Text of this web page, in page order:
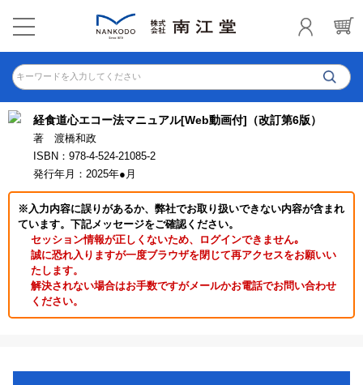
キーワードを入力してください
経食道心エコー法マニュアル[Web動画付]（改訂第6版）
著 渡橋和政
ISBN：978-4-524-21085-2
発行年月：2025年●月
※入力内容に誤りがあるか、弊社でお取り扱いできない内容が含まれ
ています。下記メッセージをご確認ください。
セッション情報が正しくないため、ログインできません｡
誠に恐れ入りますが一度ブラウザを閉じて再アクセスをお願いい
たします。
解決されない場合はお手数ですがメールかお電話でお問い合わせ
ください。